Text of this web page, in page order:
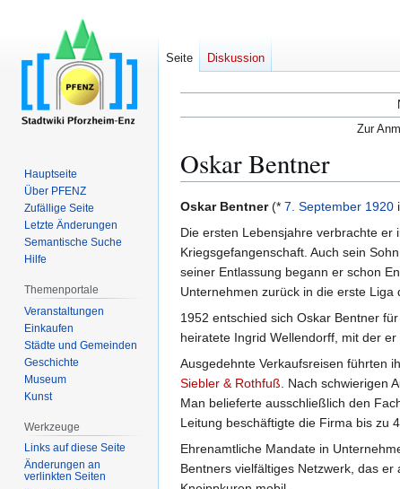
Zur
Oskar Bentner
Zur
Navigation
springen
Zur
Suche
springen
Oskar Bentner(* 7. September 1920
Die ersten Lebensjahre verbrachte er
Kriegsgefangenschaft. Auch sein
seiner Entlassung begann er schon
Unternehmen zurück in die erste Liga
1952 entschied sich Oskar Bentner
heiratete Ingrid Wellendorff, mit der
Ausgedehnte Verkaufsreisen führten
Siebler & Rothfuß . Nach schwierigen
Man belieferte ausschließlich den
Leitung beschäftigte die Firma bis zu
Ehrenamtliche Mandate in
Bentners vielfältiges Netzwerk, das
Seite Diskussion
Hauptseite
Über PFENZ
Zufällige Seite
Letzte Änderungen
Semantische Suche
Hilfe
Themenportale
Veranstaltungen
Einkaufen
Städte und Gemeinden
Geschichte
Museum
Kunst
Werkzeuge
Links auf diese Seite
Änderungen an
verlinkten Seiten